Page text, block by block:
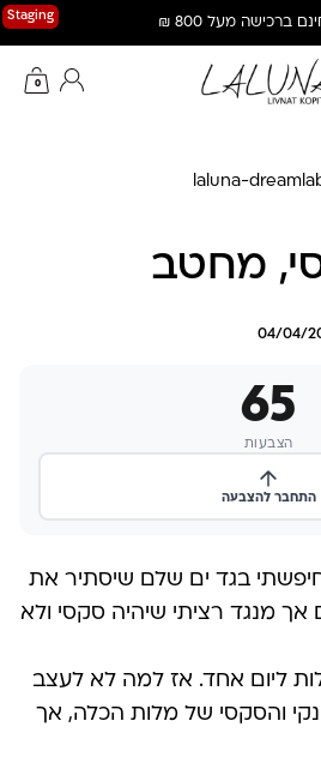
Staging ברכישה מעל 800 ₪
0
החשבון שלי
מחטב
04/04/
65
הצבעות
התחבר להצבעה
20 קילו חיפשתי בגד ים שלם שיסתיר את
אך מנגד רציתי שיהיה סקסי ולא
ליום אחד. אז למה לא לעצב
והסקסי של מלות הכלה, אך